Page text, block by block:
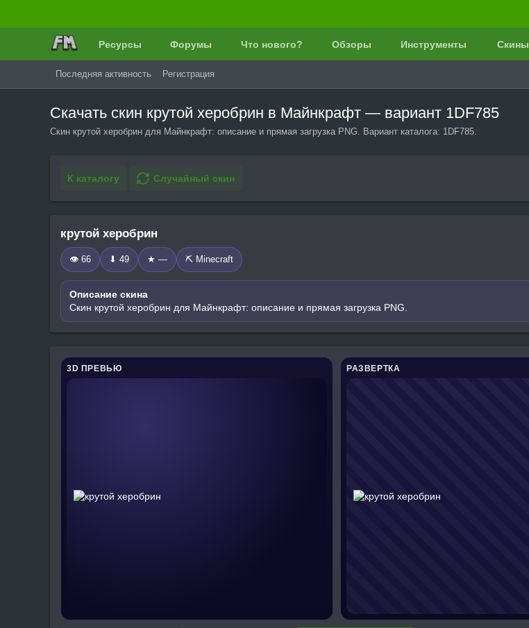
Ресурсы Форумы Что нового? Обзоры Инструменты Скины
Последняя активность Регистрация
Скачать скин крутой херобрин в Майнкрафт — вариант 1DF785
Скин крутой херобрин для Майнкрафт: описание и прямая загрузка PNG. Вариант каталога: 1DF785.
К каталогу Случайный скин
крутой херобрин
👁 66 ⬇ 49 ★ — ⛏️ Minecraft
Описание скина
Скин крутой херобрин для Майнкрафт: описание и прямая загрузка PNG.
3D ПРЕВЬЮ РАЗВЕРТКА